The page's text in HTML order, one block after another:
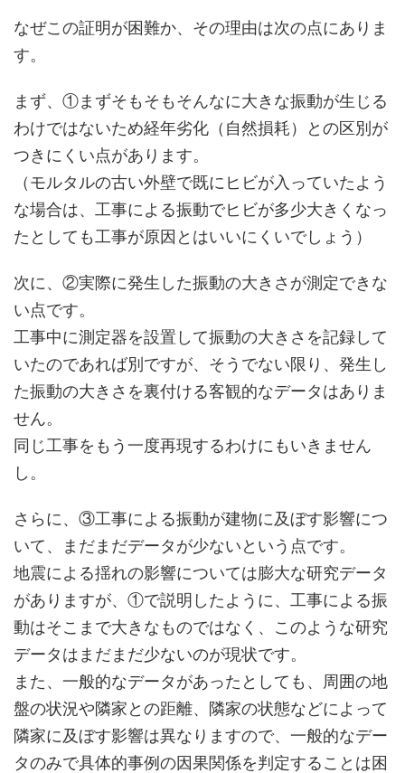
なぜこの証明が困難か、その理由は次の点にありま
す。
まず、①まずそもそもそんなに大きな振動が生じる
わけではないため経年劣化（自然損耗）との区別が
つきにくい点があります。
（モルタルの古い外壁で既にヒビが入っていたよう
な場合は、工事による振動でヒビが多少大きくなっ
たとしても工事が原因とはいいにくいでしょう）
次に、②実際に発生した振動の大きさが測定できな
い点です。
工事中に測定器を設置して振動の大きさを記録して
いたのであれば別ですが、そうでない限り、発生し
た振動の大きさを裏付ける客観的なデータはありま
せん。
同じ工事をもう一度再現するわけにもいきません
し。
さらに、③工事による振動が建物に及ぼす影響につ
いて、まだまだデータが少ないという点です。
地震による揺れの影響については膨大な研究データ
がありますが、①で説明したように、工事による振
動はそこまで大きなものではなく、このような研究
データはまだまだ少ないのが現状です。
また、一般的なデータがあったとしても、周囲の地
盤の状況や隣家との距離、隣家の状態などによって
隣家に及ぼす影響は異なりますので、一般的なデー
タのみで具体的事例の因果関係を判定することは困